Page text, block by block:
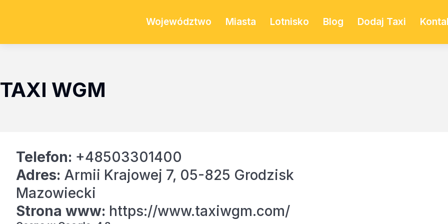
Województwo Miasta Lotnisko Blog Dodaj Taxi
TAXI WGM
Telefon: +48503301400
Adres: Armii Krajowej 7, 05-825 Grodzisk
Mazowiecki
Strona www: https://www.taxiwgm.com/